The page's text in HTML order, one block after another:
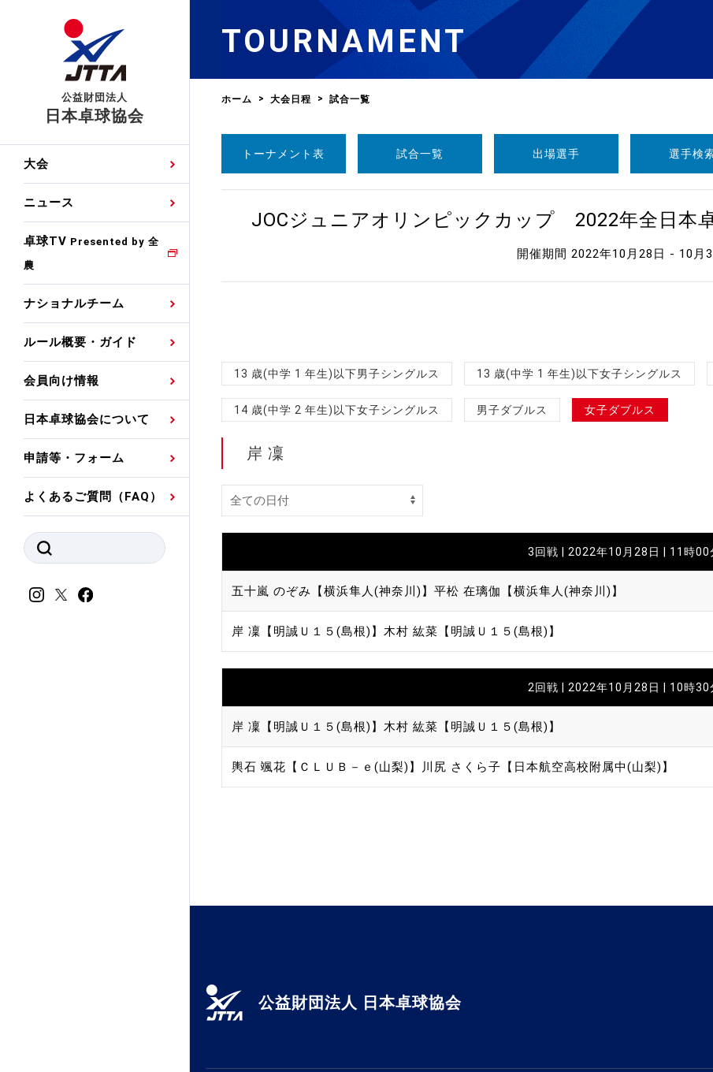
公益財団法人
日本卓球協会
大会
公式大会優勝記録
ニュース
大会・試合
TV・メディア情報
競技者(パスウェイ)・審判
その他
卓球TV Presented by 全
農
ナショナルチーム
男子ナショナルチーム選
女子ナショナルチーム選
強化スタッフ
ルール概要・ガイド
卓球の基本的なルール
卓球用語集
会員向け情報
協会会員登録
審判
公認品一覧
公認メーカー一覧
委員会
指導者養成委員会
スポーツ医・科学委員会
アンチ・ドーピング委員
会
日本卓球協会について
卓球協会のミッション
沿革・組織図
規程・お見舞い制度
ハンドブックデータ
事業計画・事業報告
スポーツ振興くじ助成事業
加盟団体登録人数
関連組織一覧
申請等・フォーム
国際交流届申込みフォーム
競技ウエアチーム名申請
審判員ネームプレート制作
申込
よくあるご質問（FAQ）
TOURNAMENT
ホーム 大会日程 試合一覧
トーナメント表 試合一覧 出場選手 選手検
JOCジュニアオリンピックカップ 2022年全日本
開催期間 2022年10月28日 - 10月
13 歳(中学 1 年生)以下男子シングルス 13 歳(中学 1 年生)以下女子シングルス
14 歳(中学 2 年生)以下女子シングルス 男子ダブルス 女子ダブルス
岸 凜
3回戦 | 2022年10月28日 | 11時00
五十嵐 のぞみ【横浜隼人(神奈川)】 平松 在璃伽【横浜隼人(神奈川)】
岸 凜【明誠Ｕ１５(島根)】 木村 紘菜【明誠Ｕ１５(島根)】
2回戦 | 2022年10月28日 | 10時30
岸 凜【明誠Ｕ１５(島根)】 木村 紘菜【明誠Ｕ１５(島根)】
輿石 颯花【ＣＬＵＢ－ｅ(山梨)】 川尻 さくら子【日本航空高校附属中(山梨)】
公益財団法人 日本卓球協会